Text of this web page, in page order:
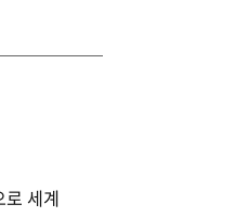
세계